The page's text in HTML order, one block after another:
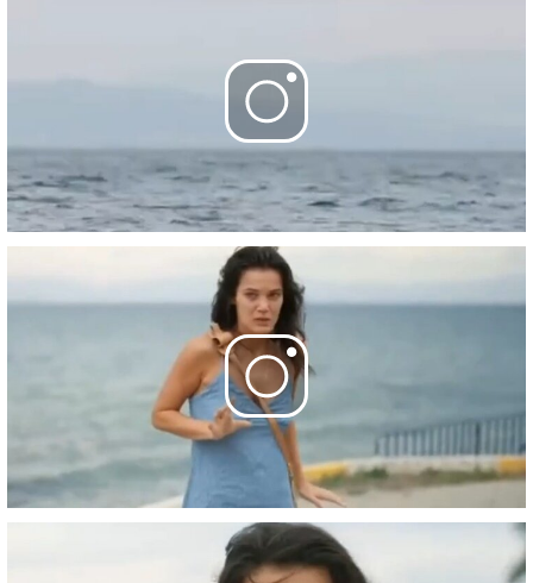
32 серия
- Yargı Veda
26 мая 2024
Фотографии